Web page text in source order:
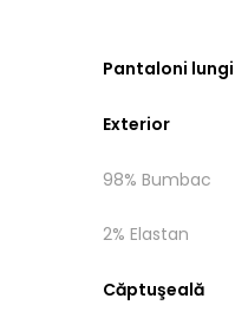
Pantaloni lungi
Exterior
98% Bumbac
2% Elastan
Căptuşeală